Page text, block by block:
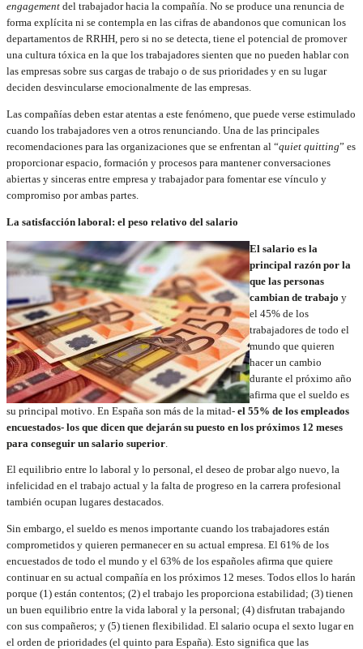
engagement del trabajador hacia la compañía. No se produce una renuncia de
forma explícita ni se contempla en las cifras de abandonos que comunican los
departamentos de RRHH, pero si no se detecta, tiene el potencial de promover
una cultura tóxica en la que los trabajadores sienten que no pueden hablar con
las empresas sobre sus cargas de trabajo o de sus prioridades y en su lugar
deciden desvincularse emocionalmente de las empresas.
Las compañías deben estar atentas a este fenómeno, que puede verse estimulado
cuando los trabajadores ven a otros renunciando. Una de las principales
recomendaciones para las organizaciones que se enfrentan al “quiet quitting” es
proporcionar espacio, formación y procesos para mantener conversaciones
abiertas y sinceras entre empresa y trabajador para fomentar ese vínculo y
compromiso por ambas partes.
La satisfacción laboral: el peso relativo del salario
El salario es la
principal razón por la
que las personas
cambian de trabajo y
el 45% de los
trabajadores de todo el
mundo que quieren
hacer un cambio
durante el próximo año
afirma que el sueldo es
su principal motivo. En España son más de la mitad- el 55% de los empleados
encuestados- los que dicen que dejarán su puesto en los próximos 12 meses
para conseguir un salario superior
El equilibrio entre lo laboral y lo personal, el deseo de probar algo nuevo, la
infelicidad en el trabajo actual y la falta de progreso en la carrera profesional
también ocupan lugares destacados.
Sin embargo, el sueldo es menos importante cuando los trabajadores están
comprometidos y quieren permanecer en su actual empresa. El 61% de los
encuestados de todo el mundo y el 63% de los españoles afirma que quiere
continuar en su actual compañía en los próximos 12 meses. Todos ellos lo harán
porque (1) están contentos; (2) el trabajo les proporciona estabilidad; (3) tienen
un buen equilibrio entre la vida laboral y la personal; (4) disfrutan trabajando
con sus compañeros; y (5) tienen flexibilidad. El salario ocupa el sexto lugar en
el orden de prioridades (el quinto para España). Esto significa que las